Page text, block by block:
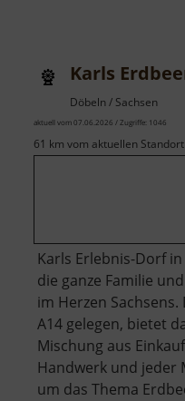
Karls
Döbeln / Sachsen
aktuell vom 07.06.2026 / Zugriffe: 1046
61 km vom aktuellen Standort
Karls Erlebnis-Dorf
die ganze Familie
im Herzen
A14 gelegen, bietet
Mischung aus
Handwerk und jeder
um das Thema